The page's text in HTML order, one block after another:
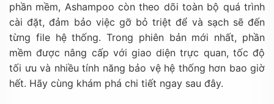
phần mềm, Ashampoo còn theo dõi toàn bộ quá trình
cài đặt, đảm bảo việc gỡ bỏ triệt để và sạch sẽ đến
từng file hệ thống. Trong phiên bản mới nhất, phần
mềm được nâng cấp với giao diện trực quan, tốc độ
tối ưu và nhiều tính năng bảo vệ hệ thống hơn bao giờ
hết. Hãy cùng khám phá chi tiết ngay sau đây.